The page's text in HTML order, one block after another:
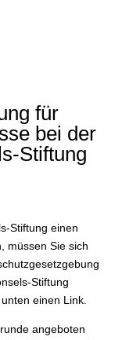
für
bei der
Stiftung
Stiftung einen
müssen Sie sich
Stiftung
einen Link.
angeboten